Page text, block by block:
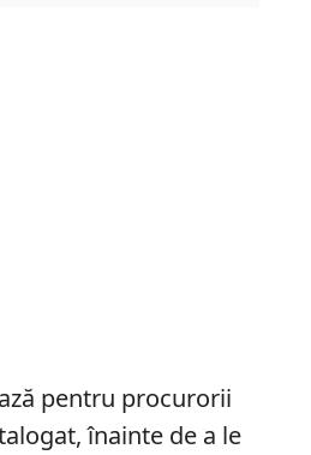
pentru procurorii
înainte de a le